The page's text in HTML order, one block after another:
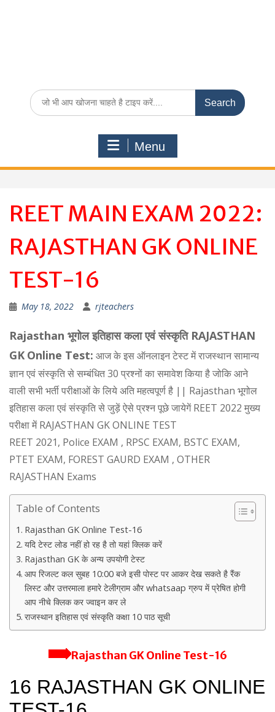
Search
for:
Menu
REET MAIN EXAM 2022:
RAJASTHAN GK ONLINE
TEST-16
May 18, 2022 rjteachers
Rajasthan भूगोल इतिहास कला एवं संस्कृति RAJASTHAN
GK Online Test: आज के इस ऑनलाइन टेस्ट में राजस्थान सामान्य
ज्ञान एवं संस्कृति से सम्बंधित 30 प्रश्नों का समावेश किया है जोकि आने
वाली सभी भर्ती परीक्षाओं के लिये अति महत्वपूर्ण है || Rajasthan भूगोल
इतिहास कला एवं संस्कृति से जुड़ें ऐसे प्रश्न पूछे जायेगें REET 2022 मुख्य
परीक्षा में RAJASTHAN GK ONLINE TEST
REET 2021, Police EXAM , RPSC EXAM, BSTC EXAM,
PTET EXAM, FOREST GAURD EXAM , OTHER
RAJASTHAN Exams
Table of Contents
Rajasthan GK Online Test-16
यदि टेस्ट लोड नहीं हो रह है तो यहां क्लिक करें
Rajasthan GK के अन्य उपयोगी टेस्ट
आप रिजल्ट कल सुबह 10:00 बजे इसी पोस्ट पर आकर देख सकते है रैंक
लिस्ट और उत्तरमाला हमारे टेलीग्राम और whatsaap ग्रुप में प्रेषित होगी
आप नीचे क्लिक कर ज्वाइन कर ले
राजस्थान इतिहास एवं संस्कृति कक्षा 10 पाठ सूची
Rajasthan GK Online Test-16